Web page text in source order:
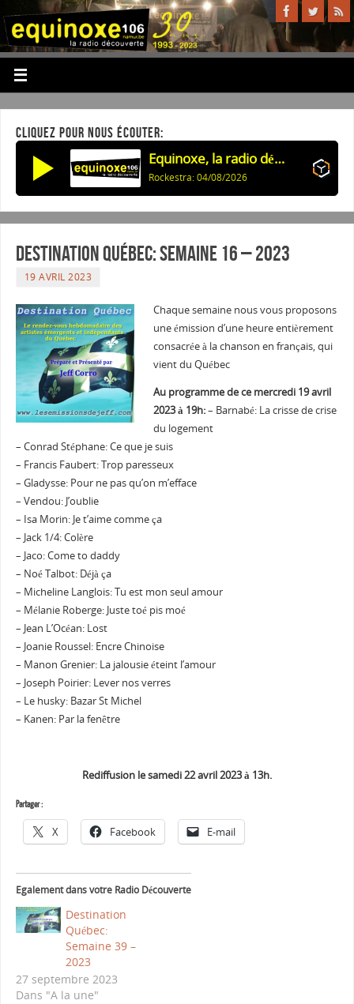
CLIQUEZ POUR NOUS ÉCOUTER:
Equinoxe, la radio découverte
Rockestra: 04/08/2026
Destination Québec: Semaine 16 – 2023
19 AVRIL 2023
Chaque semaine nous vous proposons
une émission d’une heure entièrement
consacrée à la chanson en français, qui
vient du Québec
Au programme de ce mercredi 19 avril
2023 à 19h:– Barnabé: La crisse de crise
du logement
– Conrad Stéphane: Ce que je suis
– Francis Faubert: Trop paresseux
– Gladysse: Pour ne pas qu’on m’efface
– Vendou: J’oublie
– Isa Morin: Je t’aime comme ça
– Jack 1/4: Colère
– Jaco: Come to daddy
– Noé Talbot: Déjà ça
– Micheline Langlois: Tu est mon seul amour
– Mélanie Roberge: Juste toé pis moé
– Jean L’Océan: Lost
– Joanie Roussel: Encre Chinoise
– Manon Grenier: La jalousie éteint l’amour
– Joseph Poirier: Lever nos verres
– Le husky: Bazar St Michel
– Kanen: Par la fenêtre
Rediffusion le samedi 22 avril 2023 à 13h.
Partager :
X Facebook E-mail
Egalement dans votre Radio Découverte
Destination
Québec:
Semaine 39 –
2023
27 septembre 2023
Dans "A la une"